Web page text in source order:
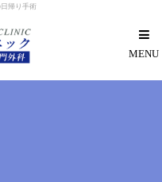
帰り手術
MENU